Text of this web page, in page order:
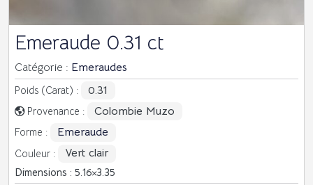
Emeraude 0.31 ct
Catégorie : Emeraudes
Poids (Carat) : 0.31
Provenance : Colombie Muzo
Forme : Emeraude
Couleur : Vert clair
Dimensions : 5.16 3.35